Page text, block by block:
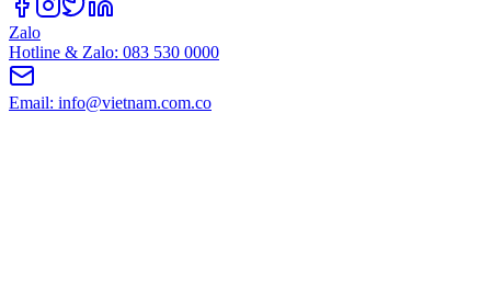
Zalo
Hotline & Zalo: 083 530 0000
Email: info@vietnam.com.co